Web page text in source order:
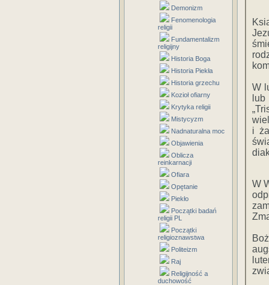
Demonizm
Fenomenologia
religii
Fundamentalizm
religijny
Historia Boga
Historia Piekła
Historia grzechu
Kozioł ofiarny
Krytyka religii
Mistycyzm
Nadnaturalna moc
Objawienia
Oblicza
reinkarnacji
Ofiara
Opętanie
Piekło
Początki badań
religii PL
Początki
religioznawstwa
Politeizm
Raj
Religijność a
duchowość
W
i
W